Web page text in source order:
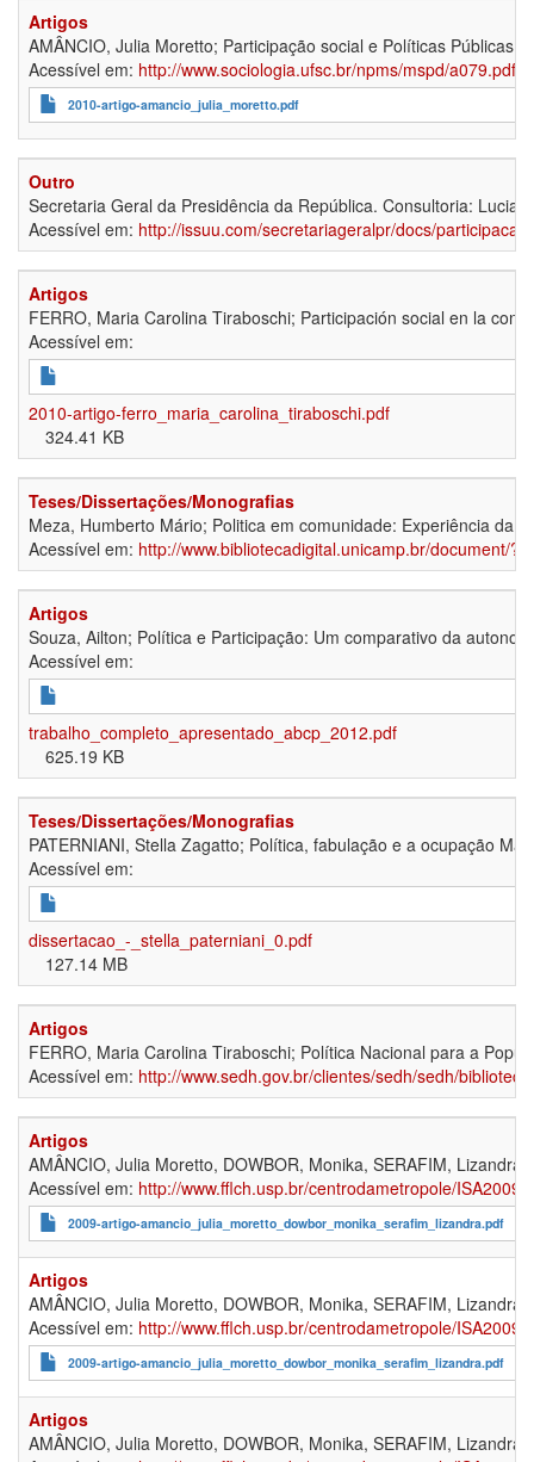
Artigos
AMÂNCIO, Julia Moretto; Participação social e Políticas
Acessível em: http://www.sociologia.ufsc.br/npms/mspd/a079.pdf
2010-artigo-amancio_julia_moretto.pdf
Outro
Secretaria Geral da Presidência da República. Consultoria:
Acessível em: http://issuu.com/secretariageralpr/docs/
Artigos
FERRO, Maria Carolina Tiraboschi; Participación social en la
Acessível em:
2010-artigo-ferro_maria_carolina_tiraboschi.pdf
324.41 KB
Teses/Dissertações/Monografias
Meza, Humberto Mário; Politica em comunidade: Experiência da
Acessível em: http://www.bibliotecadigital.unicamp.br/document/
Artigos
Souza, Ailton; Política e Participação: Um comparativo da
Acessível em:
trabalho_completo_apresentado_abcp_2012.pdf
625.19 KB
Teses/Dissertações/Monografias
PATERNIANI, Stella Zagatto; Política, fabulação e a ocupação
Acessível em:
dissertacao_-_stella_paterniani_0.pdf
127.14 MB
Artigos
FERRO, Maria Carolina Tiraboschi; Política Nacional para a
Acessível em: http://www.sedh.gov.br/clientes/sedh/sedh/
Artigos
AMÂNCIO, Julia Moretto, DOWBOR, Monika, SERAFIM,
Acessível em: http://www.fflch.usp.br/centrodametropole/ISA2009/
2009-artigo-amancio_julia_moretto_dowbor_monika_serafim_lizandra.pdf
Artigos
AMÂNCIO, Julia Moretto, DOWBOR, Monika, SERAFIM,
Acessível em: http://www.fflch.usp.br/centrodametropole/ISA2009/
2009-artigo-amancio_julia_moretto_dowbor_monika_serafim_lizandra.pdf
Artigos
AMÂNCIO, Julia Moretto, DOWBOR, Monika, SERAFIM,